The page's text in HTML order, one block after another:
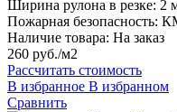
Ширина рулона в резке: 2
Пожарная безопасность:
Наличие товара: На заказ
260 руб./м2
Рассчитать стоимость
В избранное В избранном
Сравнить